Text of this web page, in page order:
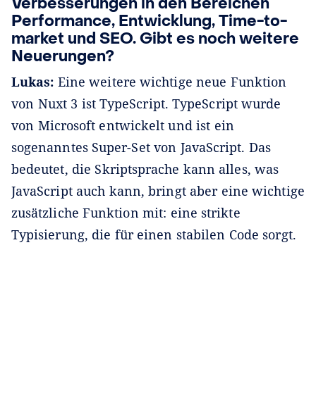
Performance, Entwicklung, Time-to-
market und SEO. Gibt es noch weitere
Neuerungen?
Lukas: Eine weitere wichtige neue Funktion
von Nuxt 3 ist TypeScript. TypeScript wurde
von Microsoft entwickelt und ist ein
sogenanntes Super-Set von JavaScript. Das
bedeutet, die Skriptsprache kann alles, was
JavaScript auch kann, bringt aber eine wichtige
zusätzliche Funktion mit: eine strikte
Typisierung, die für einen stabilen Code sorgt.